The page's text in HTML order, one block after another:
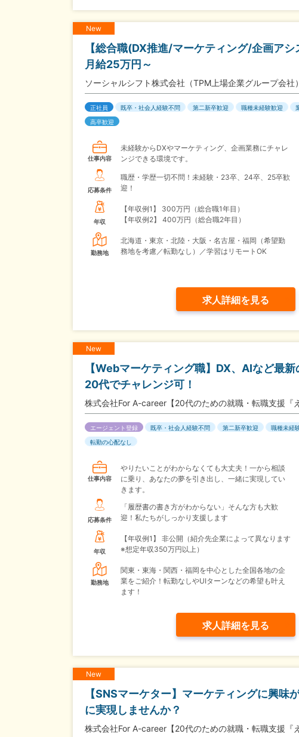
New
【総合職(DX推進/マーケティング/企画ア
月給25万円～
ソーシャルシフト株式会社（TPM上場企業グループ会社）
正社員 既卒・社会人経験不問 第二新卒歓迎 職種未経験歓迎
高卒歓迎
仕事内容
未経験からDXやマーケティング、企画業務にチャレ
ンジできる環境です。
応募条件
職歴・学歴一切不問！未経験・23卒、24卒、25卒歓
迎！
年収
【年収例1】
300万円（総合職1年目）
【年収例2】
400万円（総合職2年目）
勤務地
北海道・東京・北陸・大阪・名古屋・福岡（希望勤
務地を考慮／転勤なし）／学習はリモートOK
求人詳細を見る
New
【Webマーケティング職】DX、AIなど最
20代でチャレンジ可！
株式会社For A-career【20代のための就職・転職支援『
エージェント登録 既卒・社会人経験不問 第二新卒歓迎 職種未経
転勤の心配なし
仕事内容
やりたいことがわからなくても大丈夫！一から相談
に乗り、あなたの夢を引き出し、一緒に実現してい
きます。
応募条件
「履歴書の書き方がわからない」そんな方も大歓
迎！私たちがしっかり支援します
年収
【年収例1】
非公開（紹介先企業によって異なります
※想定年収350万円以上）
勤務地
関東・東海・関西・福岡を中心とした全国各地の企
業をご紹介！転勤なしやUIターンなどの希望も叶え
ます！
求人詳細を見る
New
【SNSマーケター】マーケティングに興
に実現しませんか？
株式会社For A-career【20代のための就職・転職支援『